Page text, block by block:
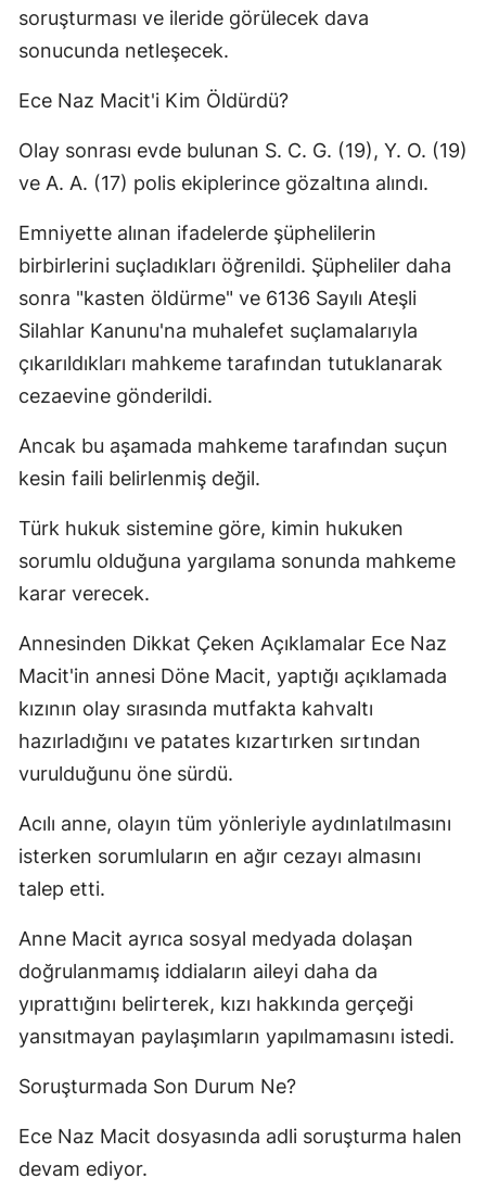
soruşturması ve ileride görülecek dava
sonucunda netleşecek.
Ece Naz Macit'i Kim Öldürdü?
Olay sonrası evde bulunan S. C. G. (19), Y. O. (19)
ve A. A. (17) polis ekiplerince gözaltına alındı.
Emniyette alınan ifadelerde şüphelilerin
birbirlerini suçladıkları öğrenildi. Şüpheliler daha
sonra "kasten öldürme" ve 6136 Sayılı Ateşli
Silahlar Kanunu'na muhalefet suçlamalarıyla
çıkarıldıkları mahkeme tarafından tutuklanarak
cezaevine gönderildi.
Ancak bu aşamada mahkeme tarafından suçun
kesin faili belirlenmiş değil.
Türk hukuk sistemine göre, kimin hukuken
sorumlu olduğuna yargılama sonunda mahkeme
karar verecek.
Annesinden Dikkat Çeken Açıklamalar Ece Naz
Macit'in annesi Döne Macit, yaptığı açıklamada
kızının olay sırasında mutfakta kahvaltı
hazırladığını ve patates kızartırken sırtından
vurulduğunu öne sürdü.
Acılı anne, olayın tüm yönleriyle aydınlatılmasını
isterken sorumluların en ağır cezayı almasını
talep etti.
Anne Macit ayrıca sosyal medyada dolaşan
doğrulanmamış iddiaların aileyi daha da
yıprattığını belirterek, kızı hakkında gerçeği
yansıtmayan paylaşımların yapılmamasını istedi.
Soruşturmada Son Durum Ne?
Ece Naz Macit dosyasında adli soruşturma halen
devam ediyor.